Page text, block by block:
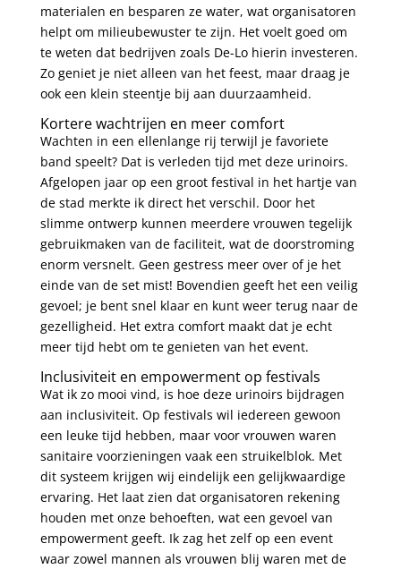
materialen en besparen ze water, wat organisatoren
helpt om milieubewuster te zijn. Het voelt goed om
te weten dat bedrijven zoals De-Lohierin investeren.
Zo geniet je niet alleen van het feest, maar draag je
ook een klein steentje bij aan duurzaamheid.
Kortere wachtrijen en meer comfort
Wachten in een ellenlange rij terwijl je favoriete
band speelt? Dat is verleden tijd met deze urinoirs.
Afgelopen jaar op een groot festival in het hartje van
de stad merkte ik direct het verschil. Door het
slimme ontwerp kunnen meerdere vrouwen tegelijk
gebruikmaken van de faciliteit, wat de doorstroming
enorm versnelt. Geen gestress meer over of je het
einde van de set mist! Bovendien geeft het een veilig
gevoel; je bent snel klaar en kunt weer terug naar de
gezelligheid. Het extra comfort maakt dat je echt
meer tijd hebt om te genieten van het event.
Inclusiviteit en empowerment op festivals
Wat ik zo mooi vind, is hoe deze urinoirs bijdragen
aan inclusiviteit. Op festivals wil iedereen gewoon
een leuke tijd hebben, maar voor vrouwen waren
sanitaire voorzieningen vaak een struikelblok. Met
dit systeem krijgen wij eindelijk een gelijkwaardige
ervaring. Het laat zien dat organisatoren rekening
houden met onze behoeften, wat een gevoel van
empowerment geeft. Ik zag het zelf op een event
waar zowel mannen als vrouwen blij waren met de